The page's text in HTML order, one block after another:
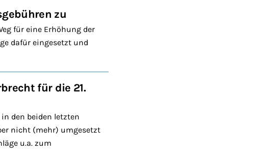
zu
für eine Erhöhung der
dafür eingesetzt und
für die 21.
den beiden letzten
nicht (mehr) umgesetzt
u.a. zum